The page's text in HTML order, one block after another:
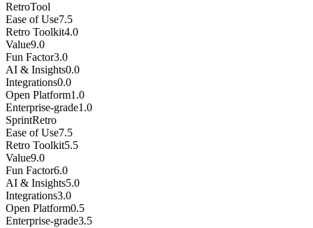
RetroTool
Ease of Use7.5
Retro Toolkit4.0
Value9.0
Fun Factor3.0
AI & Insights0.0
Integrations0.0
Open Platform1.0
Enterprise-grade1.0
SprintRetro
Ease of Use7.5
Retro Toolkit5.5
Value9.0
Fun Factor6.0
AI & Insights5.0
Integrations3.0
Open Platform0.5
Enterprise-grade3.5